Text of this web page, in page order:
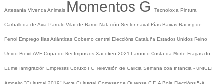
Artesanía Vivenda Animais Momentos G Tecnoloxía Pintura
Carballeda de Avia Parrulo Vilar de Barrio Natación Sector naval Rías Baixas Racing de
Ferrol Emprego Illas Atlánticas Goberno central Eleccións Cataluña Estados Unidos Reino
Unido BrexitAVE Copa do Rei Impostos Xacobeo 2021 Larouco Costa da Morte Fragas do
Eume Inmigración Empresas Coruxo FC Televisión de Galicia Semana coa Infancia - UNICEF
Amoeiro "Culturgal 2019" Neve Culturgal Gomesende Ourense C.F. A Bola Eleccións 5-A